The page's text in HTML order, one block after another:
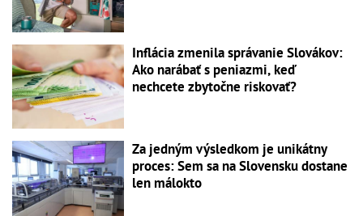
Inflácia zmenila správanie Slovákov:
Ako narábať s peniazmi, keď
nechcete zbytočne riskovať?
Za jedným výsledkom je unikátny
proces: Sem sa na Slovensku dostane
len málokto